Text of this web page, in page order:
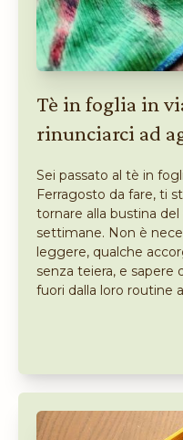
Tè in foglia in
rinunciarci ad
Sei passato al tè in
Ferragosto da fare, ti
tornare alla bustina
settimane. Non è
leggere, qualche
senza teiera, e
fuori dalla loro routine